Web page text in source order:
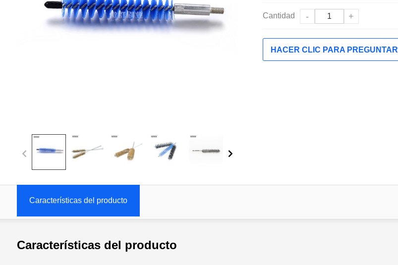
Cantidad - +
HACER CLIC PARA PREGUNTAR
Características del producto
Características del producto